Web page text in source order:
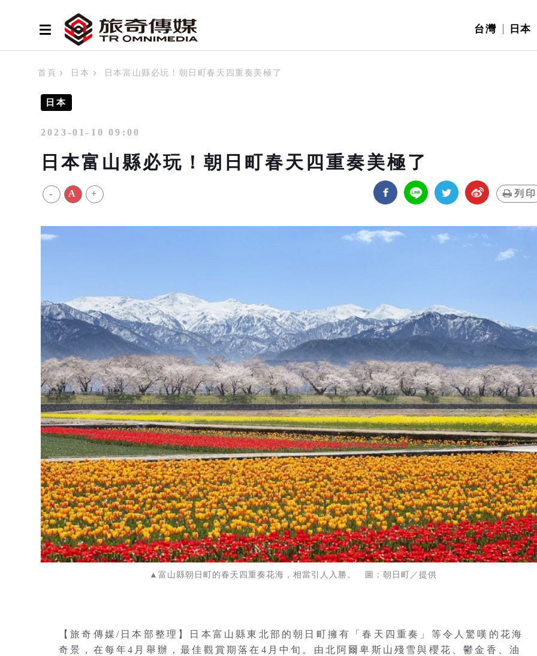
台灣 日本
首頁 日本 日本富山縣必玩！朝日町春天四重奏美極了
日本
2023-01-10 09:00
日本富山縣必玩！朝日町春天四重奏美極了
- A + 列印
▲富山縣朝日町的春天四重奏花海，相當引人入勝。 圖：朝日町／提供
【旅奇傳媒/日本部整理】日本富山縣東北部的朝日町擁有「春天四重奏」等令人驚嘆的花海
奇景，在每年4月舉辦，最佳觀賞期落在4月中旬。由北阿爾卑斯山殘雪與櫻花、鬱金香、油